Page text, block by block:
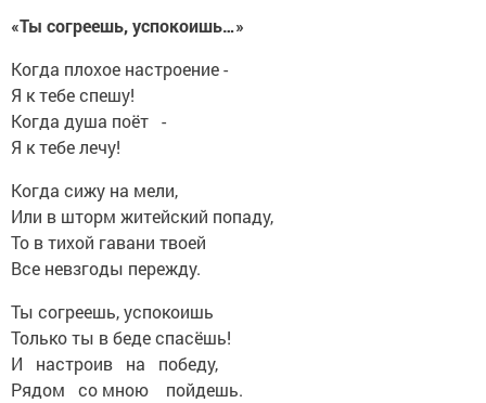
«Ты согреешь, успокоишь…»
Когда плохое настроение -
Я к тебе спешу!
Когда душа поёт -
Я к тебе лечу!
Когда сижу на мели,
Или в шторм житейский попаду,
То в тихой гавани твоей
Все невзгоды пережду.
Ты согреешь, успокоишь
Только ты в беде спасёшь!
И настроив на победу,
Рядом со мною пойдешь.